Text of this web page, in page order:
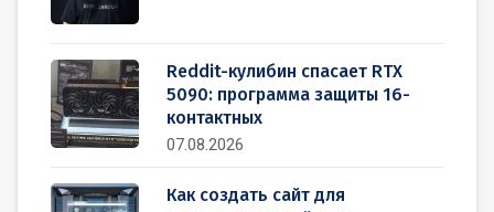
Reddit-кулибин спасает RTX
5090: программа защиты 16-
контактных
07.08.2026
Как создать сайт для